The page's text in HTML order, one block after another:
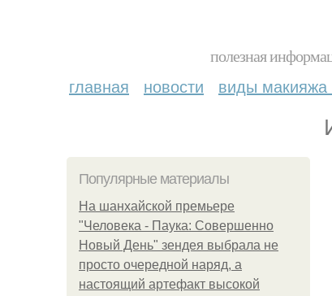
полезная
главная новости виды макияжа
Популярные материалы
На шанхайской премьере
"Человека - Паука: Совершенно
Новый День" зендея выбрала не
просто очередной наряд, а
настоящий артефакт высокой